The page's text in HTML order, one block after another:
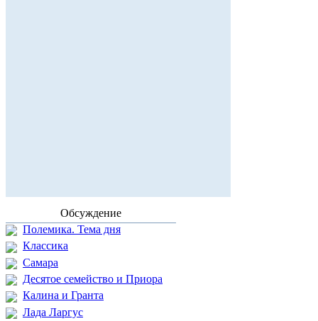
Обсуждение
Полемика. Тема дня
Классика
Самара
Десятое семейство и Приора
Калина и Гранта
Лада Ларгус